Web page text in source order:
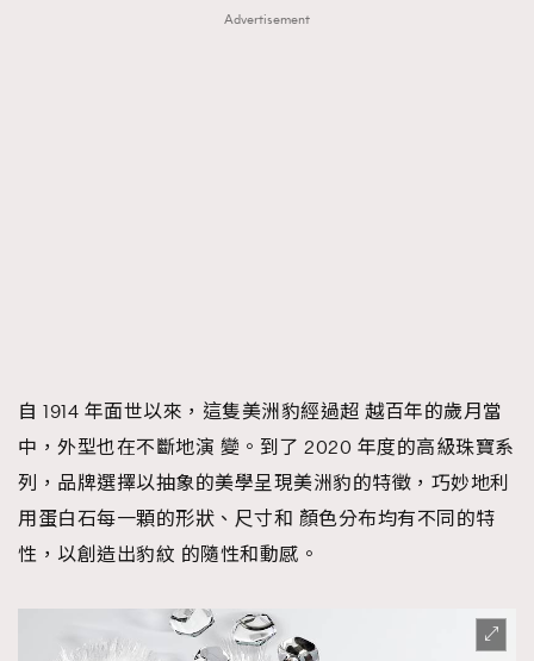
Advertisement
自 1914 年面世以來，這隻美洲豹經過超 越百年的歲月當
中，外型也在不斷地演 變。到了 2020 年度的高級珠寶系
列，品牌選擇以抽象的美學呈現美洲豹的特徵，巧妙地利
用蛋白石每一顆的形狀、尺寸和 顏色分布均有不同的特
性，以創造出豹紋 的隨性和動感。